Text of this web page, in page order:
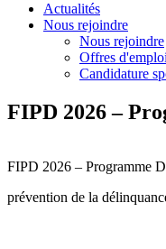
Actualités
Nous rejoindre
Nous rejoindre
Offres d'emploi
Candidature
FIPD 2026 –
FIPD 2026 – Programme
prévention de la